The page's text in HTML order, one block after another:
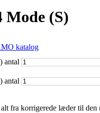
Mode (S)
katalog
antal
antal
fra korrigerede læder til den